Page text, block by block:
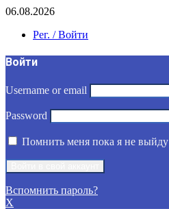
06.08.2026
Рег. / Войти
Войти
Username or email
Password
Помнить меня пока я не выйду
Вспомнить пароль?
X